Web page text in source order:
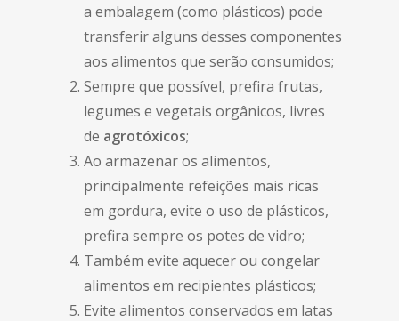
a embalagem (como plásticos) pode
transferir alguns desses componentes
aos alimentos que serão consumidos;
Sempre que possível, prefira frutas,
legumes e vegetais orgânicos, livres
de agrotóxicos;
Ao armazenar os alimentos,
principalmente refeições mais ricas
em gordura, evite o uso de plásticos,
prefira sempre os potes de vidro;
Também evite aquecer ou congelar
alimentos em recipientes plásticos;
Evite alimentos conservados em latas